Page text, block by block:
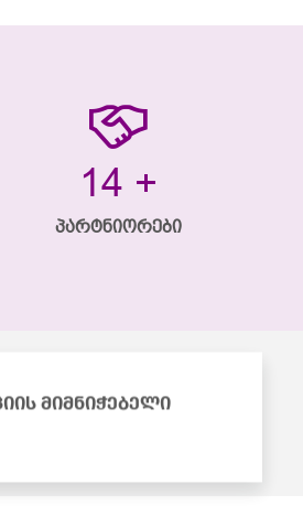
20 +
პარტნიორები
მიმნიჭებელი